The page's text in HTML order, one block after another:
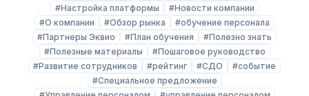
#Настройка платформы
#Новости компании
#О компании
#Обзор рынка
#обучение персонала
#Партнеры Эквио
#План обучения
#Полезно знать
#Полезные материалы
#Пошаговое руководство
#Развитие сотрудников
#рейтинг #СДО
#событие
#Специальное предложение